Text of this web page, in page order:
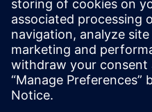
creación automática de
automático, plantillas de
bloque de título, comandos
de vista auxiliar, análisis de
Compartir